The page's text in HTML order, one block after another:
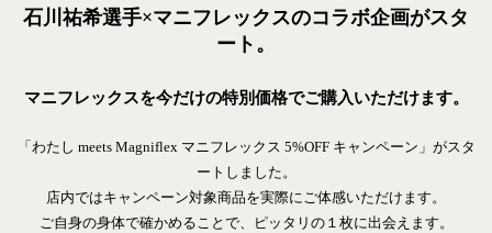
石川祐希選手×マニフレックスのコラボ企画がスタ
ート。
マニフレックスを今だけの特別価格でご購入いただけます。
「わたし meets Magniflex マニフレックス 5%OFFキャンペーン」がスタ
ートしました。
店内ではキャンペーン対象商品を実際にご体感いただけます。
ご自身の身体で確かめることで、ピッタリの１枚に出会えます。